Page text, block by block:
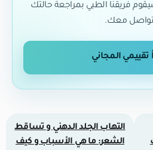
فريقنا الطبي بمراجعة حالتك
معك.
تقييمي المجاني
التهاب الجلد الدهني و تساقط
الشعر: ما هي الأسباب و كيف